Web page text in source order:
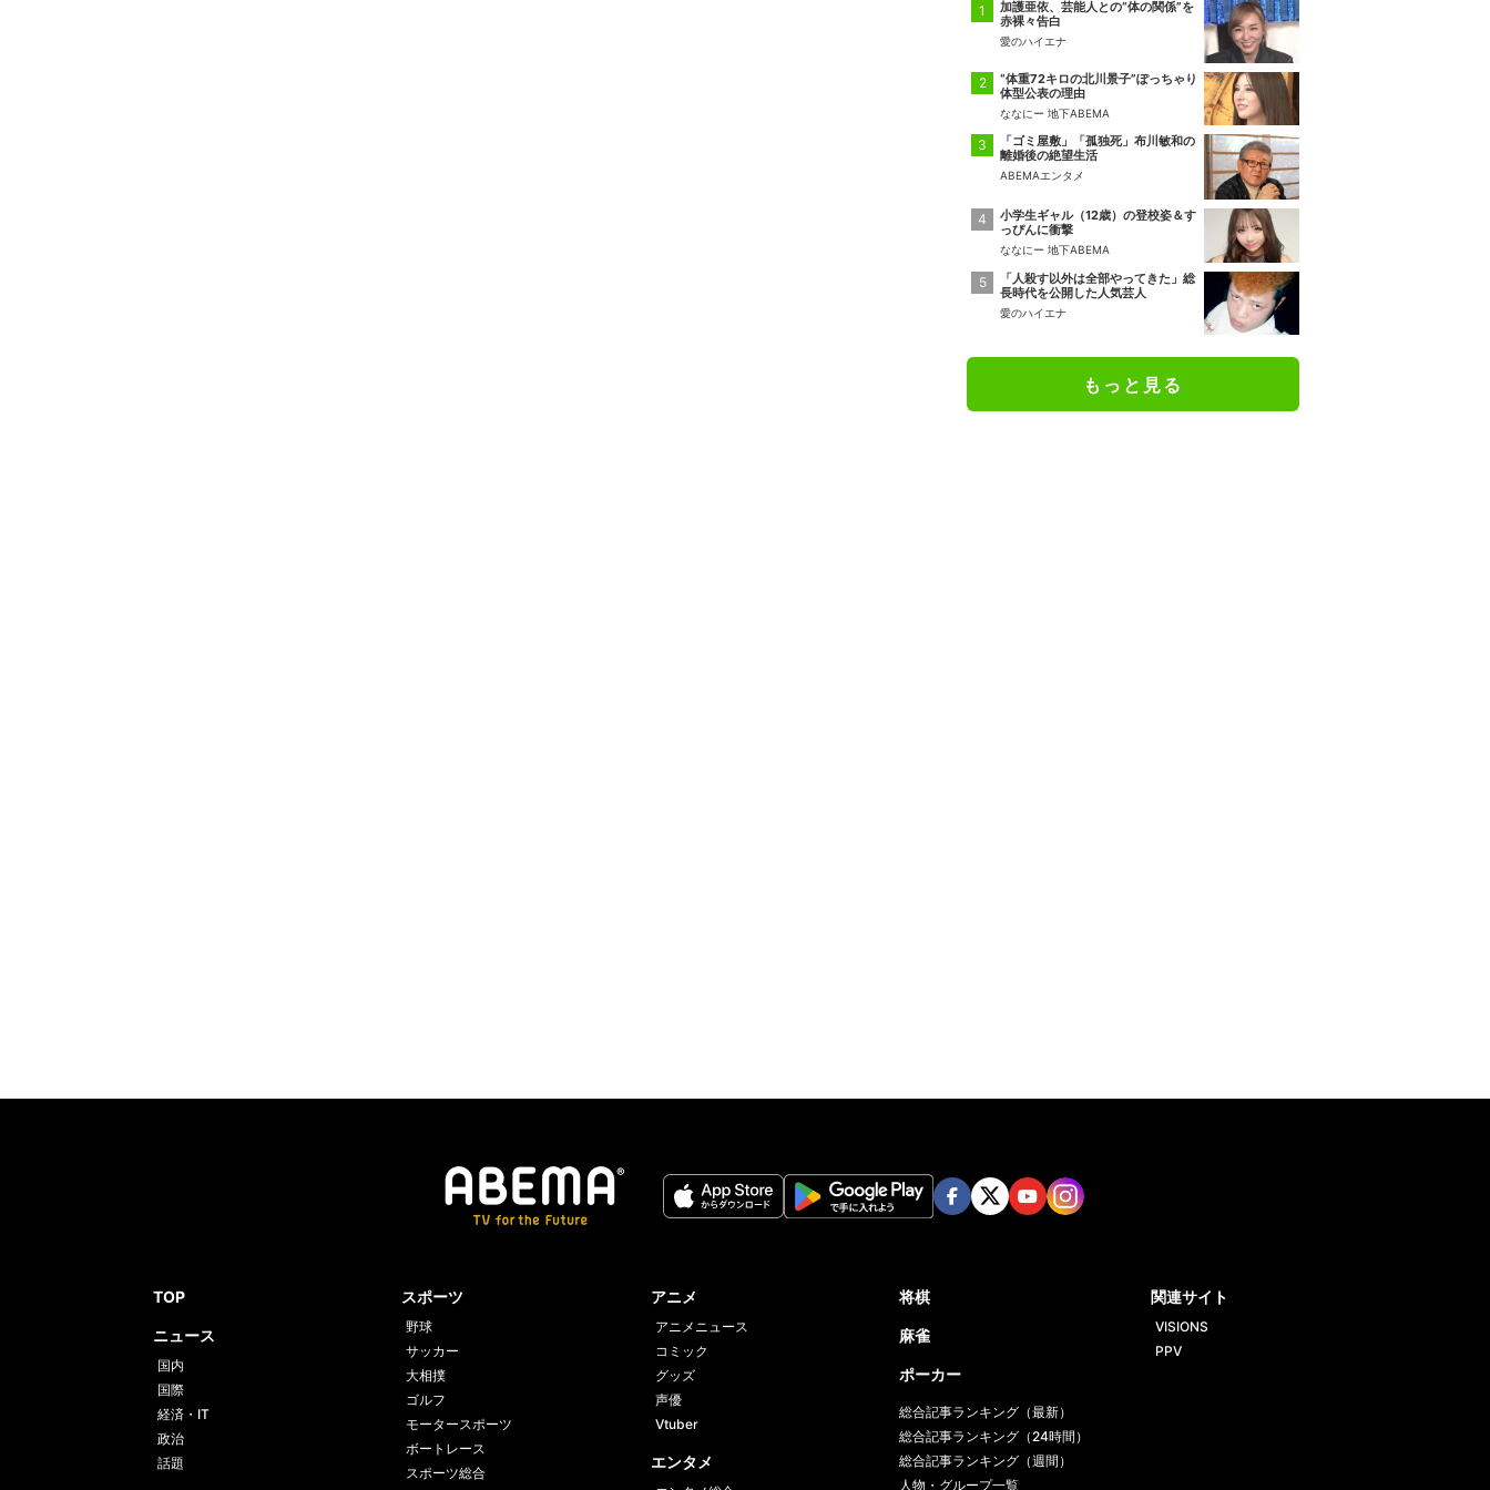
加護亜依、芸能人との“体の関係”を
赤裸々告白
愛のハイエナ
“体重72キロの北川景子”ぽっちゃり
体型公表の理由
ななにー 地下ABEMA
「ゴミ屋敷」「孤独死」布川敏和の
離婚後の絶望生活
ABEMAエンタメ
小学生ギャル（12歳）の登校姿＆す
っぴんに衝撃
ななにー 地下ABEMA
「人殺す以外は全部やってきた」総
長時代を公開した人気芸人
愛のハイエナ
もっと見る
TOP
ニュース
国内
国際
経済・IT
政治
話題
スポーツ
野球
サッカー
大相撲
ゴルフ
モータースポーツ
ボートレース
スポーツ総合
アニメ
アニメニュース
コミック
グッズ
声優
Vtuber
エンタメ
将棋
麻雀
ポーカー
総合記事ランキング（最新）
総合記事ランキング（24時間）
総合記事ランキング（週間）
人物・グループ一覧
関連サイト
VISIONS
PPV